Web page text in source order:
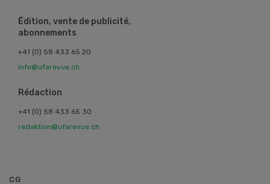
Édition, vente de publicité,
abonnements
+41 (0) 58 433 65 20
info@ufarevue.ch
Rédaction
+41 (0) 58 433 65 30
redaktion@ufarevue.ch
CG